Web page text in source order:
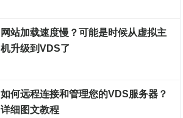
网站加载速度慢？可能是时候从虚拟主
机升级到VDS了
如何远程连接和管理您的VDS服务器？
详细图文教程